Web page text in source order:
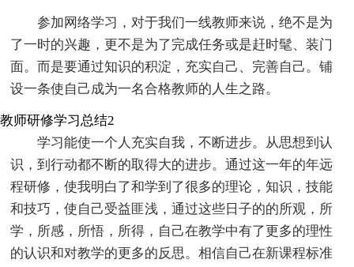
参加网络学习，对于我们一线教师来说，绝不是为
了一时的兴趣，更不是为了完成任务或是赶时髦、装门
面。而是要通过知识的积淀，充实自己、完善自己。铺
设一条使自己成为一名合格教师的人生之路。
教师研修学习总结2
学习能使一个人充实自我，不断进步。从思想到认
识，到行动都不断的取得大的进步。通过这一年的年远
程研修，使我明白了和学到了很多的理论，知识，技能
和技巧，使自己受益匪浅，通过这些日子的的所观，所
学，所感，所悟，所得，自己在教学中有了更多的理性
的认识和对教学的更多的反思。相信自己在新课程标准